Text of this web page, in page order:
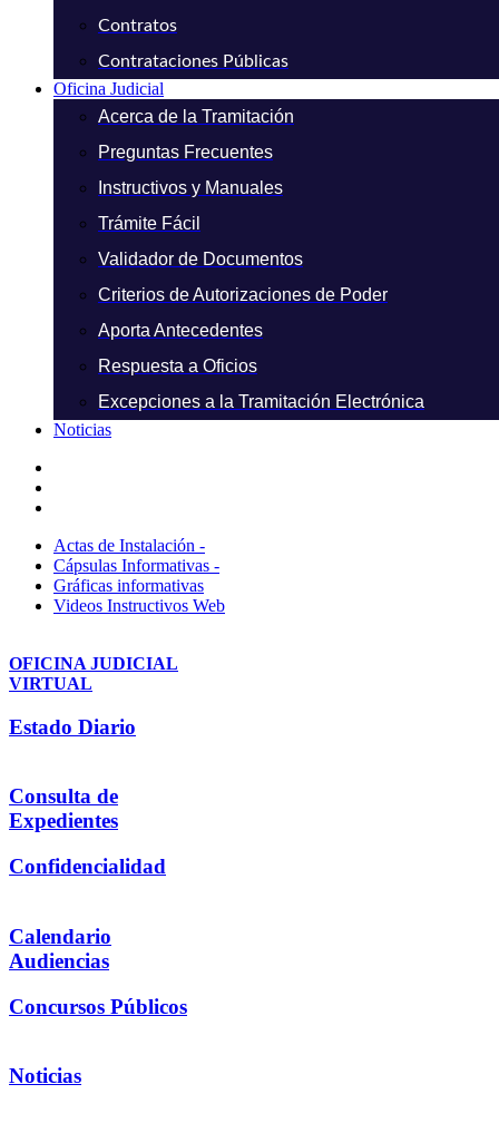
Contratos
Contrataciones Públicas
Oficina Judicial
Acerca de la Tramitación
Preguntas Frecuentes
Instructivos y Manuales
Trámite Fácil
Validador de Documentos
Criterios de Autorizaciones de Poder
Aporta Antecedentes
Respuesta a Oficios
Excepciones a la Tramitación Electrónica
Noticias
Actas de Instalación -
Cápsulas Informativas -
Gráficas informativas
Videos Instructivos Web
OFICINA JUDICIAL
VIRTUAL
Estado Diario
Consulta de
Expedientes
Confidencialidad
Calendario
Audiencias
Concursos Públicos
Noticias